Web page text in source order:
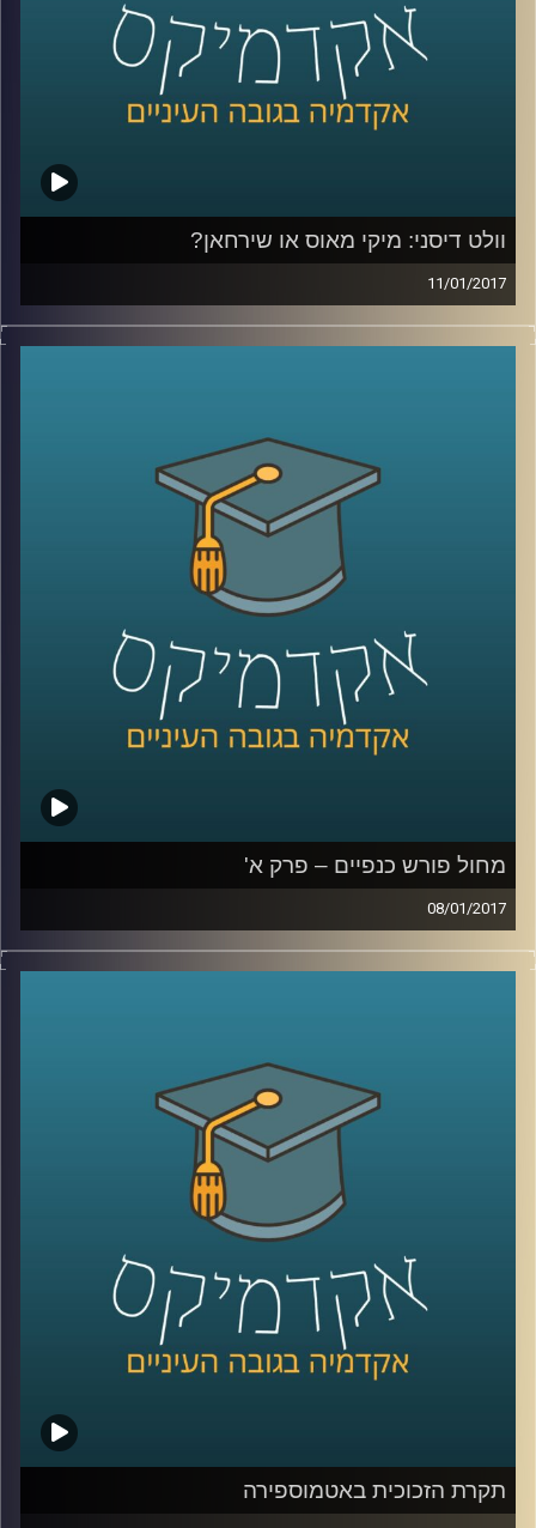
אחת לאחרת, ומספר על מאפייני התיירים
לעומת התרמילאים, בתיבול חוויותיו האישיות
מארבעים שנים של הדרכת טיולים ברחבי
וולט דיסני: מיקי מאוס או שירחאן?
11/01/2017
המפגש בין דורון פישלר לגיל מרקוביץ נסוב
אדם, שאישיותו השפיעה על התכנים, הצבעים,
הצלילים, האיכות, המוצרים הנלווים לסרטים
ובעצם – הכל. לצד העתיד הורוד והאופטימי
שחזה ודאג שיצויר, יש אומרים שוולט דיסני היה
אדם בלתי נסבל: נרקסיסט, שובניסט ואנטישמי.
על הסרטים הכיפים והסרטים שמאחורי
AudioVersity
מחול פורש כנפיים – פרק א'
08/01/2017
דוקטור רות אשל הוציאה לאור את ספרה "מחול
שנות ה-2000. כרקדנית וכוריאוגרפית לשעבר,
מבקרת מחול וחוקרת מחול בהווה, צברה רות
ידע רב על מקורות ההשראה הראשונים, על
היוצרים הלא מנוסים שחיפשו את שפתו של
המחול המקומי, על העליות לארץ ישראל
שהביאו עמן אדוות מגלי היצירה האירופית
והאמריקאית, ועל מה שהתגבש ונמחק, התעצב
והושלך. פרק ראשון מתוך שניים על תקומתה
של תנועה, שפה, הבעה והכל על הבמה
הישראלית מלאת האתוס.
תקרת הזכוכית באטמוספירה